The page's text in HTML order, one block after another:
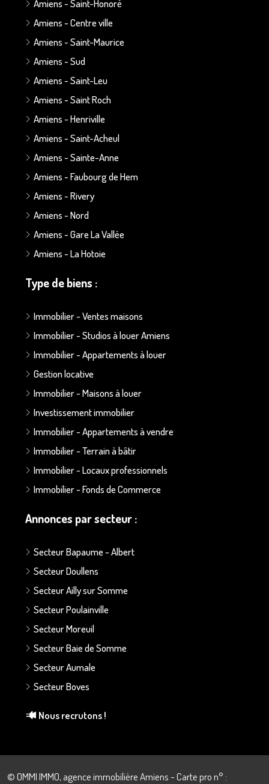
Amiens - Saint-Honoré
Amiens - Centre ville
Amiens - Saint-Maurice
Amiens - Sud
Amiens - Saint-Leu
Amiens - Saint Roch
Amiens - Henriville
Amiens - Saint-Acheul
Amiens - Sainte-Anne
Amiens - Faubourg de Hem
Amiens - Rivery
Amiens - Nord
Amiens - Gare La Vallée
Amiens - La Hotoie
Type de biens :
Immobilier - Ventes maisons
Immobilier - Studios à louer Amiens
Immobilier - Appartements à louer
Gestion locative
Immobilier - Maisons à louer
Investissement immobilier
Immobilier - Appartements à vendre
Immobilier - Terrain à bâtir
Immobilier - Locaux professionnels
Immobilier - Fonds de Commerce
Annonces par secteur :
Secteur Bapaume - Albert
Secteur Doullens
Secteur Ailly sur Somme
Secteur Poulainville
Secteur Moreuil
Secteur Baie de Somme
Secteur Aumale
Secteur Boves
Nous recrutons !
© OMMI IMMO, agence immobilière Amiens - Carte pro n° :